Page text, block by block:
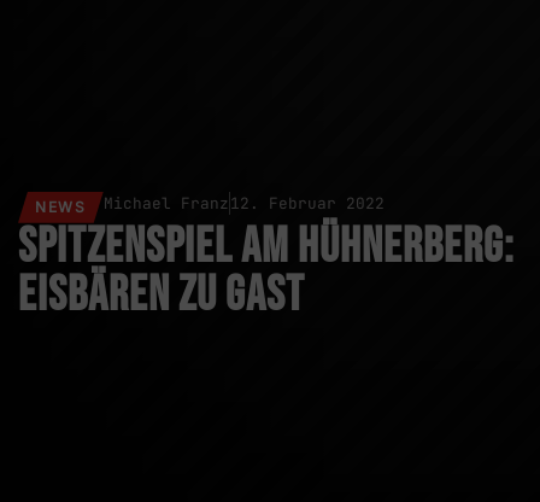
NEWS Michael Franz12. Februar 2022
Spitzenspiel am Hühnerberg:
Eisbären zu Gast